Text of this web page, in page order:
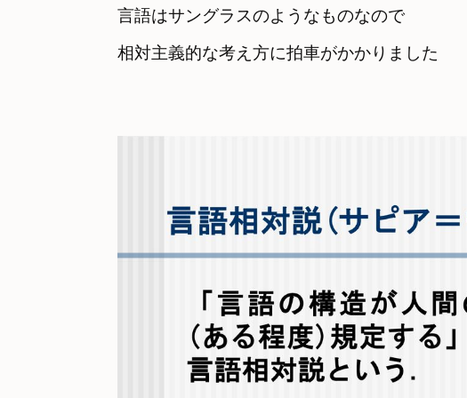
言語はサングラスのようなものなので
相対主義的な考え方に拍車がかかりました